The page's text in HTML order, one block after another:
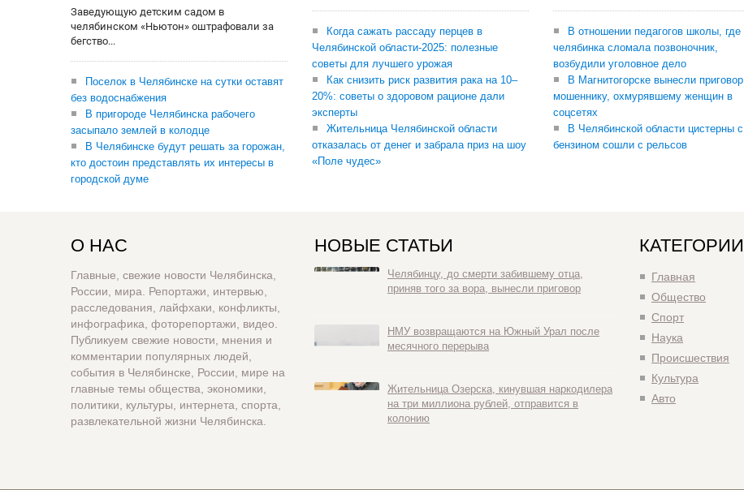
Заведующую детским садом в
челябинском «Ньютон» оштрафовали за
бегство...
Поселок в Челябинске на сутки оставят
без водоснабжения
В пригороде Челябинска рабочего
засыпало землей в колодце
В Челябинске будут решать за горожан,
кто достоин представлять их интересы в
городской думе
Когда сажать рассаду перцев в
Челябинской области-2025: полезные
советы для лучшего урожая
Как снизить риск развития рака на 10–
20%: советы о здоровом рационе дали
эксперты
Жительница Челябинской области
отказалась от денег и забрала приз на шоу
«Поле чудес»
В отношении педагогов школы, где
челябинка сломала позвоночник,
возбудили уголовное дело
В Магнитогорске вынесли приговор
мошеннику, охмурявшему женщин в
соцсетях
В Челябинской области цистерны с
бензином сошли с рельсов
О НАС
Главные, свежие новости Челябинска,
России, мира. Репортажи, интервью,
расследования, лайфхаки, конфликты,
инфографика, фоторепортажи, видео.
Публикуем свежие новости, мнения и
комментарии популярных людей,
события в Челябинске, России, мире на
главные темы общества, экономики,
политики, культуры, интернета, спорта,
развлекательной жизни Челябинска.
НОВЫЕ СТАТЬИ
Челябинцу, до смерти забившему отца,
приняв того за вора, вынесли приговор
НМУ возвращаются на Южный Урал после
месячного перерыва
Жительница Озерска, кинувшая наркодилера
на три миллиона рублей, отправится в
колонию
КАТЕГОРИИ
Главная
Общество
Спорт
Наука
Происшествия
Культура
Авто